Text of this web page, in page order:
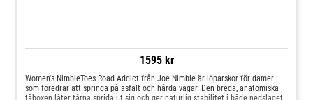
1595 kr
Women's NimbleToes Road Addict från Joe Nimble är löparskor för damer
som föredrar att springa på asfalt och hårda vägar. Den breda, anatomiska